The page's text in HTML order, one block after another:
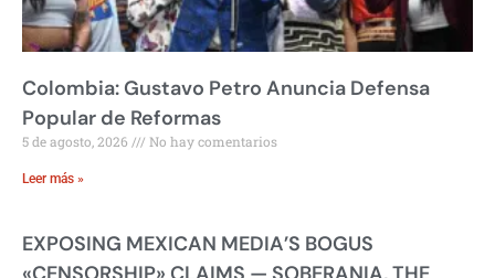
Colombia: Gustavo Petro Anuncia Defensa
Popular de Reformas
5 de agosto, 2026 No hay comentarios
Leer más »
EXPOSING MEXICAN MEDIA’S BOGUS